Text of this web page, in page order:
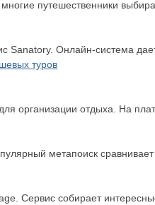
путешественники
Sanatory. Онлайн-система
туров
организации отдыха. На
метапоиск
Сервис собирает